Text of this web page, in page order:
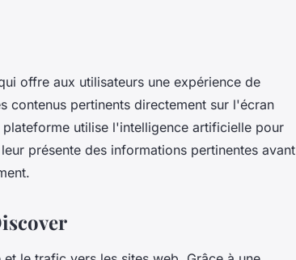
offre aux utilisateurs une expérience de
contenus pertinents directement sur l'écran
utilise l'intelligence artificielle pour
présente des informations pertinentes avant